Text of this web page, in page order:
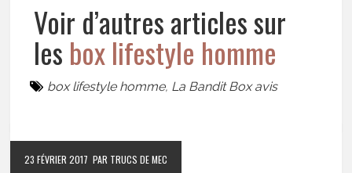
Voir d’autres articles sur
les box lifestyle homme
box lifestyle homme, La Bandit Box avis
23 FÉVRIER 2017 PAR TRUCS DE MEC